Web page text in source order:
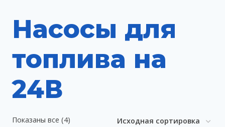
Насосы для
топлива на
24В
Показаны все (4)